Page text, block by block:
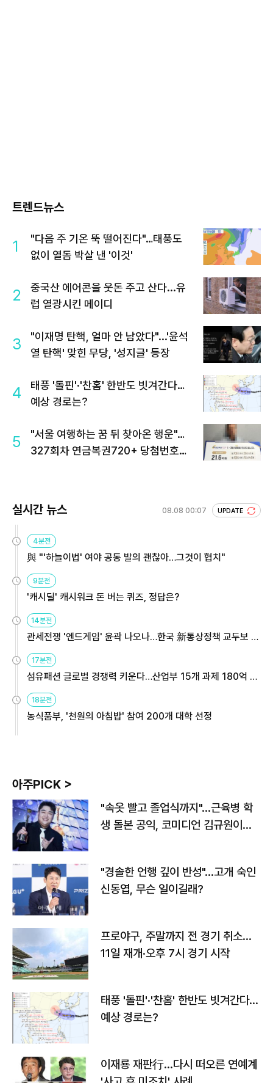
트렌드뉴스
1
"다음 주 기온 뚝 떨어진다"…태풍도
없이 열돔 박살 낸 '이것'
2
중국산 에어콘을 웃돈 주고 산다...유
럽 열광시킨 메이디
3
"이재명 탄핵, 얼마 안 남았다"...'윤석
열 탄핵' 맞힌 무당, '성지글' 등장
4
태풍 '돌핀'·'찬홈' 한반도 빗겨간다…
예상 경로는?
5
"서울 여행하는 꿈 뒤 찾아온 행운"…
327회차 연금복권720+ 당첨번호조
실시간 뉴스 08.08 00:07 UPDATE
4분전
與 "'하늘이법' 여야 공동 발의 괜찮아…그것이 협치"
9분전
'캐시딜' 캐시워크 돈 버는 퀴즈, 정답은?
14분전
관세전쟁 '엔드게임' 윤곽 나오나…한국 新통상정책 교두보 활
용해야
17분전
섬유패션 글로벌 경쟁력 키운다…산업부 15개 과제 180억 지
원
18분전
농식품부, '천원의 아침밥' 참여 200개 대학 선정
아주PICK >
"속옷 빨고 졸업식까지"…근육병 학
생 돌본 공익, 코미디언 김규원이었
"경솔한 언행 깊이 반성"…고개 숙인
신동엽, 무슨 일이길래?
프로야구, 주말까지 전 경기 취소…
11일 재개·오후 7시 경기 시작
태풍 '돌핀'·'찬홈' 한반도 빗겨간다…
예상 경로는?
이재룡 재판行…다시 떠오른 연예계